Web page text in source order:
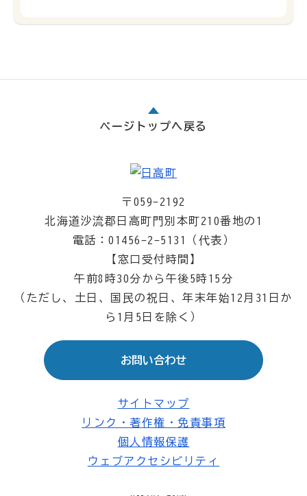
ページトップへ戻る
〒059-2192
北海道沙流郡日高町門別本町210番地の1
電話：01456-2-5131（代表）
【窓口受付時間】
午前8時30分から午後5時15分
（ただし、土日、国民の祝日、年末年始12月31日か
ら1月5日を除く）
お問い合わせ
サイトマップ
リンク・著作権・免責事項
個人情報保護
ウェブアクセシビリティ